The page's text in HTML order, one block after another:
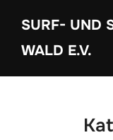
Inhalt
springen
SURF- UND
WALD E.V.